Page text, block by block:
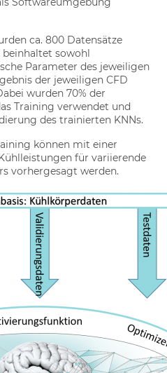
ca. 800 Datensätze
beinhaltet sowohl
Parameter des jeweiligen
der jeweiligen CFD
wurden 70% der
Training verwendet und
des trainierten KNNs.
können mit einer
für variierende
vorhergesagt werden.